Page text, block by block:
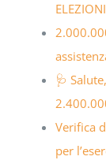
🩺
Verifica
per